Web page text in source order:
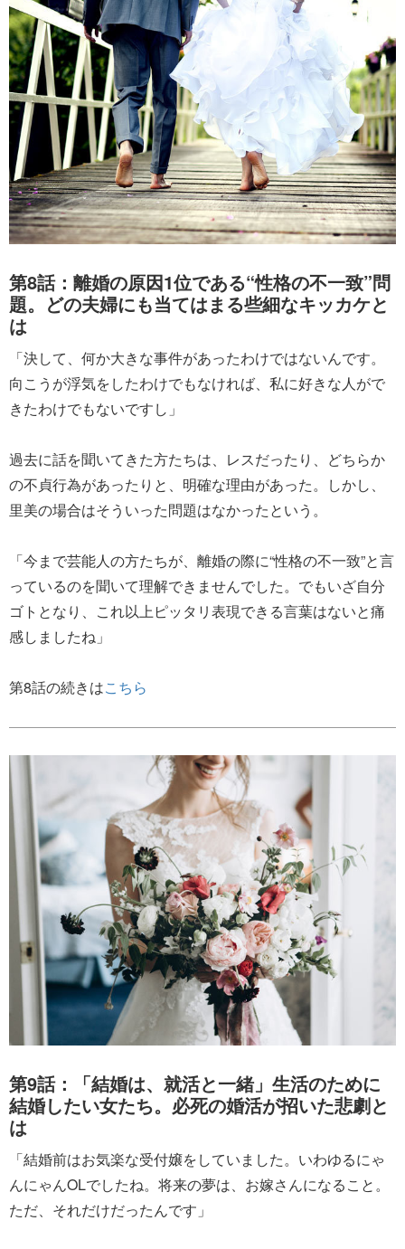
第8話：離婚の原因1位である“性格の不一致”問
題。どの夫婦にも当てはまる些細なキッカケと
は
「決して、何か大きな事件があったわけではないんです。
向こうが浮気をしたわけでもなければ、私に好きな人がで
きたわけでもないですし」
過去に話を聞いてきた方たちは、レスだったり、どちらか
の不貞行為があったりと、明確な理由があった。しかし、
里美の場合はそういった問題はなかったという。
「今まで芸能人の方たちが、離婚の際に“性格の不一致”と言
っているのを聞いて理解できませんでした。でもいざ自分
ゴトとなり、これ以上ピッタリ表現できる言葉はないと痛
感しましたね」
第8話の続きはこちら
第9話：「結婚は、就活と一緒」生活のために
結婚したい女たち。必死の婚活が招いた悲劇と
は
「結婚前はお気楽な受付嬢をしていました。いわゆるにゃ
んにゃんOLでしたね。将来の夢は、お嫁さんになること。
ただ、それだけだったんです」